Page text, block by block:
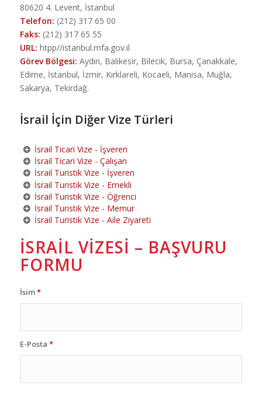
80620 4. Levent, İstanbul
Telefon: (212) 317 65 00
Faks: (212) 317 65 55
URL: htpp//istanbul.mfa.gov.il
Görev Bölgesi: Aydın, Balıkesir, Bilecik, Bursa, Çanakkale,
Edirne, İstanbul, İzmir, Kırklareli, Kocaeli, Manisa, Muğla,
Sakarya, Tekirdağ.
İsrail İçin Diğer Vize Türleri
İsrail Ticari Vize - İşveren
İsrail Ticari Vize - Çalışan
İsrail Turistik Vize - İşveren
İsrail Turistik Vize - Emekli
İsrail Turistik Vize - Öğrenci
İsrail Turistik Vize - Memur
İsrail Turistik Vize - Aile Ziyareti
İSRAIL VIZESI – BAŞVURU
FORMU
İsim*
E-Posta *